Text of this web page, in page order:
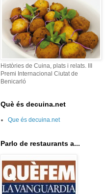
Històries de Cuina, plats i relats. III
Premi Internacional Ciutat de
Benicarló
Què és decuina.net
Que és decuina.net
Parlo de restaurants a...